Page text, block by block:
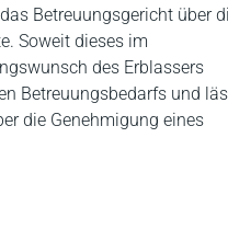
Betreuungsgericht über
Soweit dieses im
des Erblassers
Betreuungsbedarfs und
die Genehmigung eines